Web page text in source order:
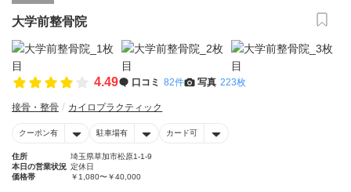
大学前整骨院
4.49 口コミ 82件 写真 223枚
接骨・整骨 カイロプラクティック
クーポン有 駐車場有 カード可
住所
埼玉県草加市松原1-1-9
本日の営業状況 定休日
価格帯
￥1,080〜￥40,000